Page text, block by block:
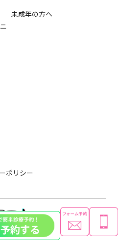
未成年の方へ
ポリシー
All Rights Reserved.